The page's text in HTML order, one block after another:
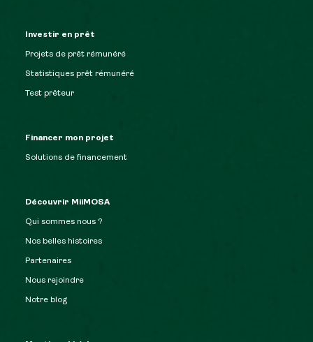
Investir en prêt
Projets de prêt rémunéré
Statistiques prêt rémunéré
Test prêteur
Financer mon projet
Solutions de financement
Découvrir MiiMOSA
Qui sommes nous ?
Nos belles histoires
Partenaires
Nous rejoindre
Notre blog